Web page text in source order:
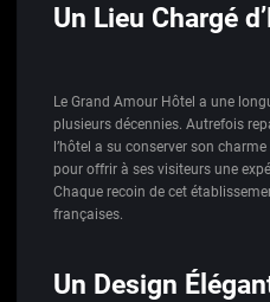
Un Lieu Chargé
Le Grand Amour Hôtel a une
plusieurs décennies. Autrefois
l’hôtel a su conserver son
pour offrir à ses visiteurs une
Chaque recoin de cet
françaises.
Un Design